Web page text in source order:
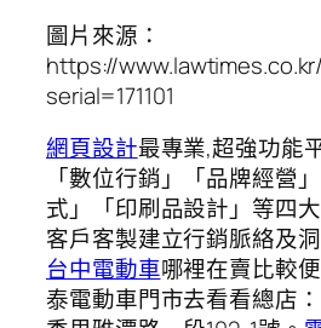
圖片來源：
https://www.lawtimes.co.kr/
serial=171101
網頁設計最專業,超強功能
「數位行銷」「品牌經營
式」「印刷品設計」等四
客戶客製建立行銷脈絡及
台中電動車哪裡在賣比較
泰電動車門市去看看總店